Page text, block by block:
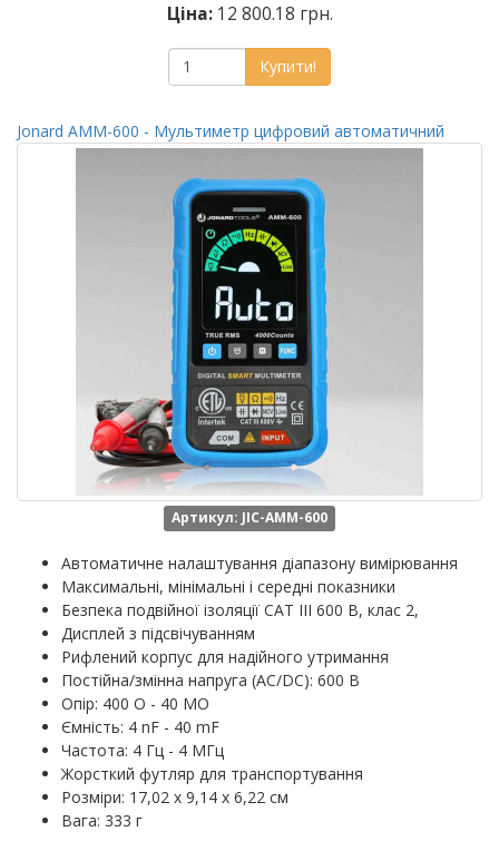
Ціна: 12 800.18 грн.
Купити!
Jonard AMM-600 - Мультиметр цифровий автоматичний
Артикул: JIC-AMM-600
Автоматичне налаштування діапазону вимірювання
Максимальні, мінімальні і середні показники
Безпека подвійної ізоляції CAT III 600 В, клас 2,
Дисплей з підсвічуванням
Рифлений корпус для надійного утримання
Постійна/змінна напруга (AC/DC): 600 В
Опір: 400 О - 40 МО
Ємність: 4 nF - 40 mF
Частота: 4 Гц - 4 МГц
Жорсткий футляр для транспортування
Розміри: 17,02 х 9,14 х 6,22 см
Вага: 333 г